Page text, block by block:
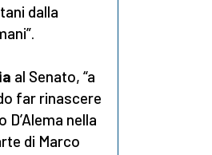
dalla
al Senato, “a
far rinascere
nella
di Marco